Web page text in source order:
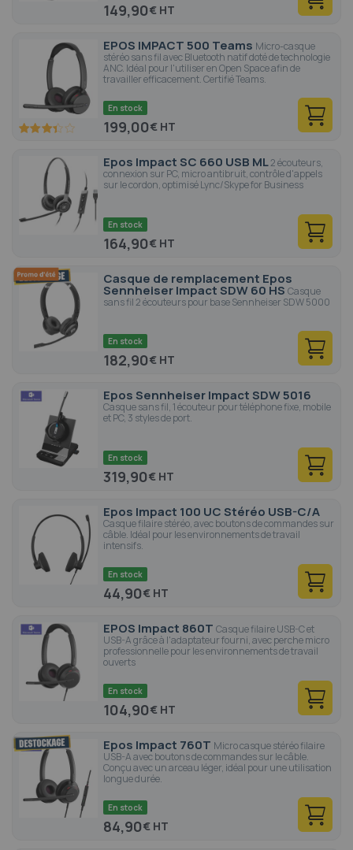
149,90€
EPOS IMPACT 500 Teams Micro-casque
stéréo sans fil avec Bluetooth natif doté de technologie
ANC. Idéal pour l'utiliser en Open Space afin de
travailler efficacement. Certifié Teams.
66.6100
En stock
199,00€
Epos Impact SC 660 USB ML2 écouteurs,
connexion sur PC, micro antibruit, contrôle d'appels
sur le cordon, optimisé Lync/Skype for Business
En stock
164,90€
Casque de remplacement Epos
Sennheiser Impact SDW 60 HS Casque
sans fil 2 écouteurs pour base Sennheiser SDW 5000
En stock
182,90€
Epos Sennheiser Impact SDW 5016
Casque sans fil, 1 écouteur pour téléphone fixe, mobile
et PC, 3 styles de port.
En stock
319,90€
Epos Impact 100 UC Stéréo USB-C/A
Casque filaire stéréo, avec boutons de commandes sur
câble. Idéal pour les environnements de travail
intensifs.
En stock
44,90€
EPOS Impact 860T Casque filaire USB-C et
USB-A grâce à l'adaptateur fourni, avec perche micro
professionnelle pour les environnements de travail
ouverts
En stock
104,90€
Epos Impact 760T Micro casque stéréo filaire
USB-A avec boutons de commandes sur le câble.
Conçu avec un arceau léger, idéal pour une utilisation
longue durée.
En stock
84,90€